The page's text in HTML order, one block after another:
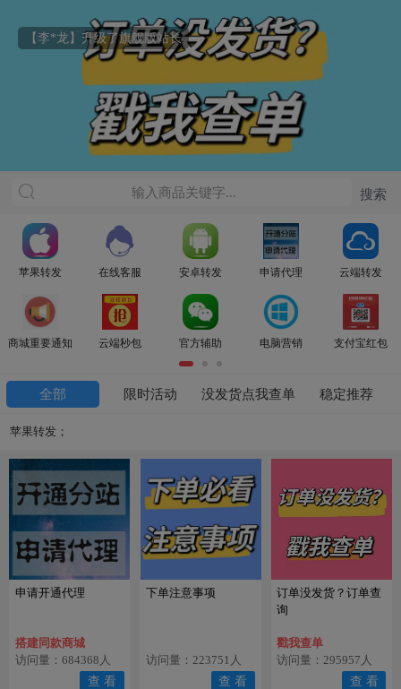
【李*龙】升级了旗舰版站长
苹果转发 在线客服 安卓转发 申请代理 云端转发
商城重要通知 云端秒包 官方辅助 电脑营销 支付宝红包
全部 限时活动 没发货点我查单 稳定推荐
苹果转发；
申请开通代理
搭建同款商城
访问量：684368人
查 看
下单注意事项
访问量：223751人
查 看
订单没发货？订单查
询
戳我查单
访问量：295957人
查 看